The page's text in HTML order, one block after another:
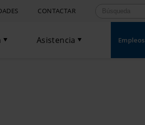
CONTACTAR
Toggle DropdownAsistencia Toggle DropdownEmpleos